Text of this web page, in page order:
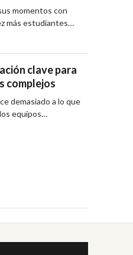
momentos con
más estudiantes…
clave para
complejos
demasiado a lo que
equipos…